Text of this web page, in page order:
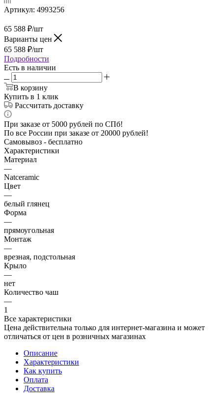
Артикул: 4993256
65 588 ₽/шт
Варианты цен
65 588 ₽/шт
Подробности
Есть в наличии
В корзину
Купить в 1 клик
Рассчитать доставку
При заказе от 5000 рублей по СПб!
По все России при заказе от 20000 рублей!
Самовывоз - бесплатно
Характеристики
Материал
—
Natceramic
Цвет
—
белый глянец
Форма
—
прямоугольная
Монтаж
—
врезная, подстольная
Крыло
—
нет
Количество чаш
—
1
Все характеристики
Цена действительна только для интернет-магазина и может
отличаться от цен в розничных магазинах
Описание
Характеристики
Как купить
Оплата
Доставка